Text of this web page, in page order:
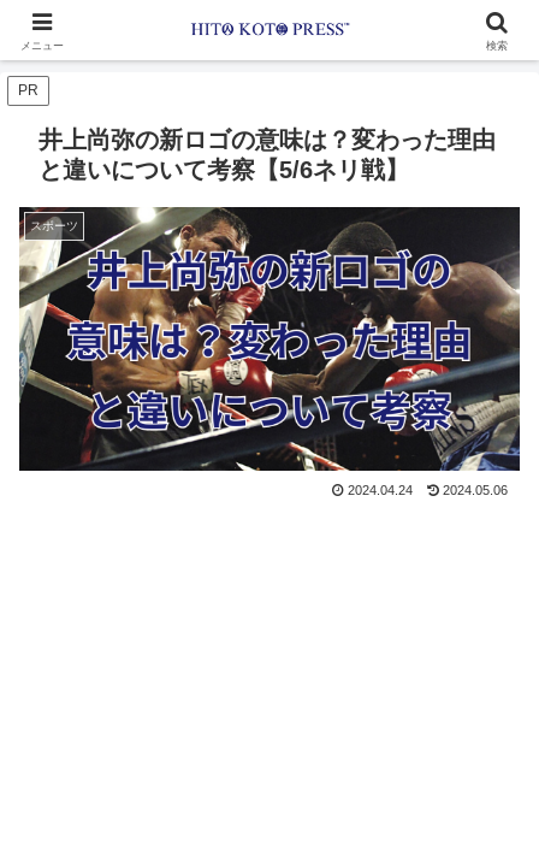
PR
井上尚弥の新ロゴの意味は？変わった理由
と違いについて考察【5/6ネリ戦】
スポーツ
2024.04.24 2024.05.06
メニュー 検索